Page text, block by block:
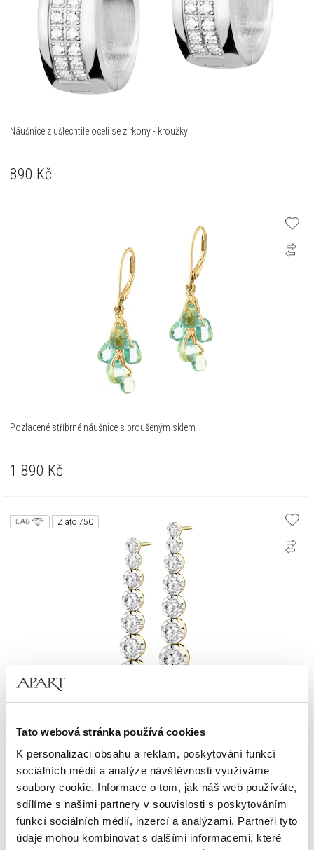
Tato webová stránka používá cookies
K personalizaci obsahu a reklam, poskytování funkcí
sociálních médií a analýze návštěvnosti využíváme
soubory cookie. Informace o tom, jak náš web používáte,
sdílíme s našimi partnery v souvislosti s poskytováním
funkcí sociálních médií, inzercí a analýzami. Partneři tyto
údaje mohou kombinovat s dalšími informacemi, které
Náušnice z ušlechtilé oceli se zirkony - kroužky
890 Kč
Pozlacené stříbrné náušnice s broušeným sklem
1 890 Kč
Zlato 750
74 990 Kč
Zlato 750